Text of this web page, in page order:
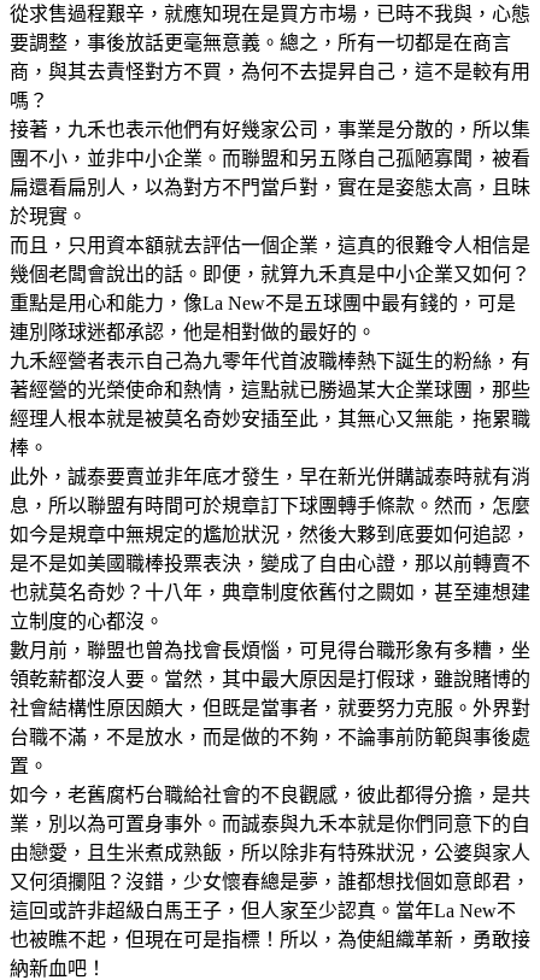
從求售過程艱辛，就應知現在是買方市場，已時不我與，心態
要調整，事後放話更毫無意義。總之，所有一切都是在商言
商，與其去責怪對方不買，為何不去提昇自己，這不是較有用
嗎？
接著，九禾也表示他們有好幾家公司，事業是分散的，所以集
團不小，並非中小企業。而聯盟和另五隊自己孤陋寡聞，被看
扁還看扁別人，以為對方不門當戶對，實在是姿態太高，且昧
於現實。
而且，只用資本額就去評估一個企業，這真的很難令人相信是
幾個老闆會說出的話。即便，就算九禾真是中小企業又如何？
重點是用心和能力，像La New不是五球團中最有錢的，可是
連別隊球迷都承認，他是相對做的最好的。
九禾經營者表示自己為九零年代首波職棒熱下誕生的粉絲，有
著經營的光榮使命和熱情，這點就已勝過某大企業球團，那些
經理人根本就是被莫名奇妙安插至此，其無心又無能，拖累職
棒。
此外，誠泰要賣並非年底才發生，早在新光併購誠泰時就有消
息，所以聯盟有時間可於規章訂下球團轉手條款。然而，怎麼
如今是規章中無規定的尷尬狀況，然後大夥到底要如何追認，
是不是如美國職棒投票表決，變成了自由心證，那以前轉賣不
也就莫名奇妙？十八年，典章制度依舊付之闕如，甚至連想建
立制度的心都沒。
數月前，聯盟也曾為找會長煩惱，可見得台職形象有多糟，坐
領乾薪都沒人要。當然，其中最大原因是打假球，雖說賭博的
社會結構性原因頗大，但既是當事者，就要努力克服。外界對
台職不滿，不是放水，而是做的不夠，不論事前防範與事後處
置。
如今，老舊腐朽台職給社會的不良觀感，彼此都得分擔，是共
業，別以為可置身事外。而誠泰與九禾本就是你們同意下的自
由戀愛，且生米煮成熟飯，所以除非有特殊狀況，公婆與家人
又何須攔阻？沒錯，少女懷春總是夢，誰都想找個如意郎君，
這回或許非超級白馬王子，但人家至少認真。當年La New不
也被瞧不起，但現在可是指標！所以，為使組織革新，勇敢接
納新血吧！